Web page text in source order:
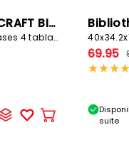
Étagère MINECRAFT BIOME
90x30x90cm 9 cases 4 tablars gris
Ajouter
69.95
suite